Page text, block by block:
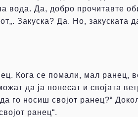
вода. Да, добро прочитавте
Закуска? Да. Но, закуската
Кога се помали, мал ранец,
да ја понесат и својата
го носиш својот ранец?“
ранец“.